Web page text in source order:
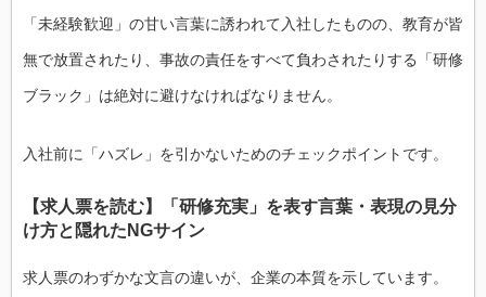
「未経験歓迎」の甘い言葉に誘われて入社したものの、教育が皆
無で放置されたり、事故の責任をすべて負わされたりする「研修
ブラック」は絶対に避けなければなりません。
入社前に「ハズレ」を引かないためのチェックポイントです。
【求人票を読む】「研修充実」を表す言葉・表現の見分
け方と隠れたNGサイン
求人票のわずかな文言の違いが、企業の本質を示しています。